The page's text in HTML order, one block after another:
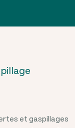
et gaspillages